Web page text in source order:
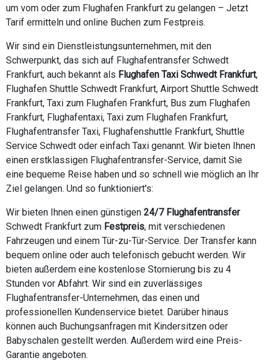
um vom oder zum Flughafen Frankfurt zu gelangen – Jetzt
Tarif ermitteln und online Buchen zum Festpreis.
Wir sind ein Dienstleistungsunternehmen, mit den
Schwerpunkt, das sich auf Flughafentransfer Schwedt
Frankfurt, auch bekannt als Flughafen Taxi Schwedt Frankfurt,
Flughafen Shuttle Schwedt Frankfurt, Airport Shuttle Schwedt
Frankfurt, Taxi zum Flughafen Frankfurt, Bus zum Flughafen
Frankfurt, Flughafentaxi, Taxi zum Flughafen Frankfurt,
Flughafentransfer Taxi, Flughafenshuttle Frankfurt, Shuttle
Service Schwedt oder einfach Taxi genannt. Wir bieten Ihnen
einen erstklassigen Flughafentransfer-Service, damit Sie
eine bequeme Reise haben und so schnell wie möglich an Ihr
Ziel gelangen. Und so funktioniert's:
Wir bieten Ihnen einen günstigen 24/7 Flughafentransfer
Schwedt Frankfurt zum Festpreis, mit verschiedenen
Fahrzeugen und einem Tür-zu-Tür-Service. Der Transfer kann
bequem online oder auch telefonisch gebucht werden. Wir
bieten außerdem eine kostenlose Stornierung bis zu 4
Stunden vor Abfahrt. Wir sind ein zuverlässiges
Flughafentransfer-Unternehmen, das einen und
professionellen Kundenservice bietet. Darüber hinaus
können auch Buchungsanfragen mit Kindersitzen oder
Babyschalen gestellt werden. Außerdem wird eine Preis-
Garantie angeboten.